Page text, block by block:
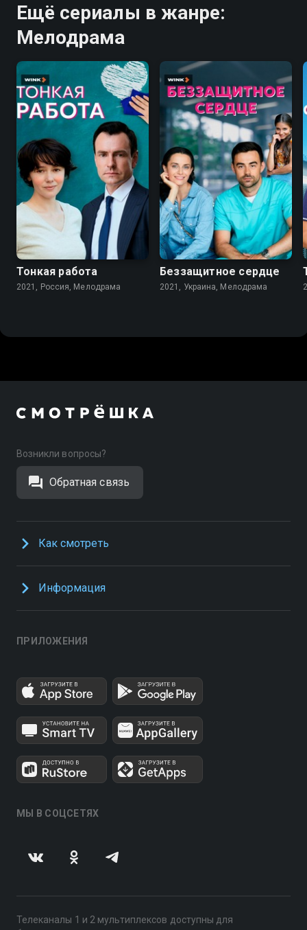
Ещё сериалы в жанре:
Мелодрама
7.2
Тонкая работа
2021, Россия, Мелодрама
7.2
Беззащитное сердце
2021, Украина, Мелодрама
Возникли вопросы?
Обратная связь
Как смотреть
Информация
ПРИЛОЖЕНИЯ
МЫ В СОЦСЕТЯХ
Телеканалы 1 и 2 мультиплексов доступны для